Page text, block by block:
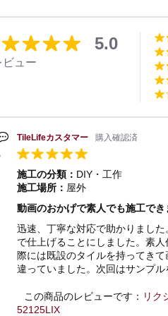
5.0
ビュー
TileLifeカスタマー 購入確認済
施工の分類： DIY・工作
施工場所： 屋外
動画のおかげで素人でも施工でき
迅速、丁寧な対応で助かりまし
で仕上げることにしました。素
際には既設のタイルを持ってき
違っていました。次回はサンプ
この商品のレビューです： リク
52125LIX